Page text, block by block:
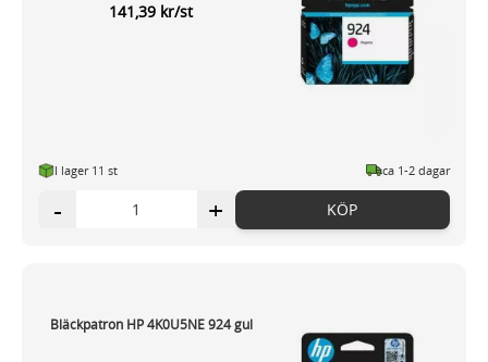
141,39 kr/st
I lager 11 st ca 1-2 dagar
- + KÖP
Bläckpatron HP 4K0U5NE 924 gul